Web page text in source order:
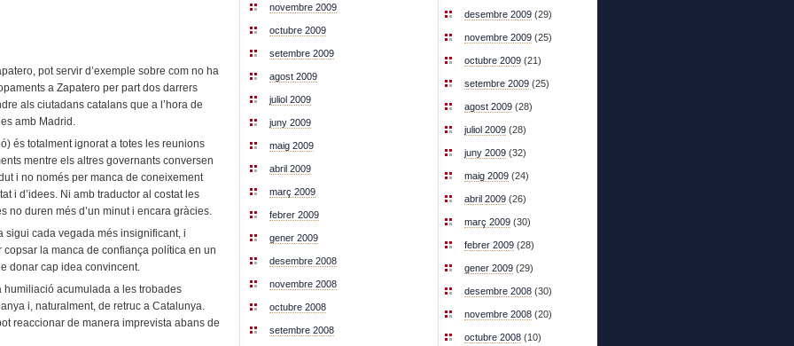
pot servir d’exemple sobre com no ha
a Zapatero per part dos darrers
als ciutadans catalans que a l’hora de
amb Madrid.
és totalment ignorat a totes les reunions
mentre els altres governants conversen
i no només per manca de coneixement
i d’idees. Ni amb traductor al costat les
no duren més d’un minut i encara gràcies.
sigui cada vegada més insignificant, i
la manca de confiança política en un
donar cap idea convincent.
humiliació acumulada a les trobades
i, naturalment, de retruc a Catalunya.
reaccionar de manera imprevista abans de
novembre 2009
octubre 2009
setembre 2009
agost 2009
juliol 2009
juny 2009
maig 2009
abril 2009
març 2009
febrer 2009
gener 2009
desembre 2008
novembre 2008
octubre 2008
setembre 2008
desembre 2009 (29)
novembre 2009 (25)
octubre 2009 (21)
setembre 2009 (25)
agost 2009 (28)
juliol 2009 (28)
juny 2009 (32)
maig 2009 (24)
abril 2009 (26)
març 2009 (30)
febrer 2009 (28)
gener 2009 (29)
desembre 2008 (30)
novembre 2008 (20)
octubre 2008 (10)